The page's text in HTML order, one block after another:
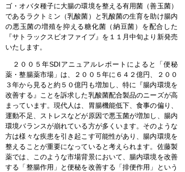
ゴ・オバタ種子に大腸の環境を整える有用菌（善玉菌）
であるラクトミン（乳酸菌）と乳酸菌の生育を助け腸内
の悪玉菌の増殖を抑える糖化菌（納豆菌）を配合した
『サトラックスビオファイブ』を１１月中旬より新発売
いたします。
２００５年SDIアニュアルレポートによると「便秘
薬・整腸薬市場」は、２００５年に６４２億円、２００
３年から見ると約５０億円も増加し、特に『腸内環境を
改善する』ことを訴求した乳酸菌配合製品のニーズが高
まっています。現代人は、胃腸機能低下、食事の偏り、
運動不足、ストレスなどが原因で悪玉菌が増加し、腸内
環境バランスが崩れている方が多くいます。そのような
方は様々な疾患を引き起こす可能性があり、腸内環境を
整えることが重要になっていると考えられます。佐藤製
薬では、このような市場背景において、腸内環境を改善
する「整腸作用」と便秘を改善する「排便作用」という